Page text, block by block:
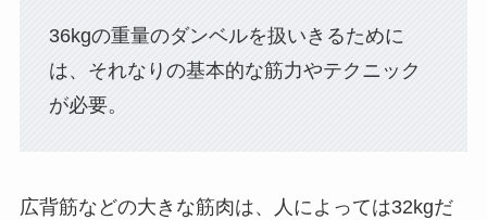
36kgの重量のダンベルを扱いきるために
は、それなりの基本的な筋力やテクニック
が必要。
広背筋などの大きな筋肉は、人によっては32kgだ